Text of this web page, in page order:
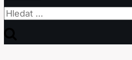
Vyhledávání